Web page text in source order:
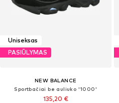
Uniseksas
PASIŪLYMAS
NEW BALANCE
Sportbačiai be auliuko '1000'
135,20 €